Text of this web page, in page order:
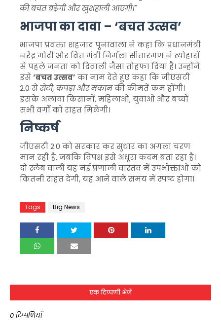
की बचत बढ़ेगी और खुशहाली आएगी।"
भाजपा का दावा – ‘बचत उत्सव’
भाजपा प्रवक्ता शहजाद पूनावाला ने कहा कि प्रधानमंत्री
नरेंद्र मोदी और वित्त मंत्री निर्मला सीतारमण ने त्योहारों
से पहले जनता को दिवाली जैसा तोहफा दिया है। उन्होंने
इसे‘बचत उत्सव’ का नाम देते हुए कहा कि जीएसटी
2.0 सेरोटी, कपड़ा और मकानकी कीमतें कम होंगी।
इसके अलावा किसानों, महिलाओं, युवाओं और बच्चों
सभी वर्गों को राहत मिलेगी।
निष्कर्ष
जीएसटी 2.0 को सरकार कर सुधार का अगला चरण
मान रही है, जबकि विपक्ष इसे अधूरा कदम बता रहा है।
दो स्लैब वाली यह नई प्रणाली वास्तव में उपभोक्ताओं को
कितनी राहत देगी, यह आने वाले समय में स्पष्ट होगा।
Tags Big News
एक टिप्पणी भेजें
0 टिप्पणियाँ